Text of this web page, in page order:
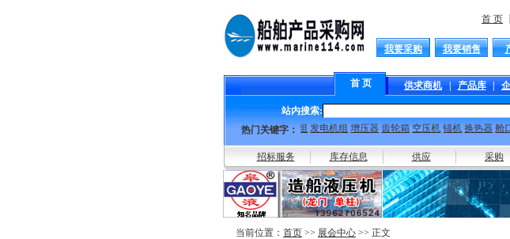
首 页 ┊
我要采购 我要销售
首 页 供求商机 | 产品库 |
站内搜索:
热门关键字：
柴油机组 发电机组 增压器 齿轮箱 空压机 锚机 换热器 舱口盖
招标服务 库存信息 供应 采购
当前位置： 首页 >> 展会中心 >> 正文